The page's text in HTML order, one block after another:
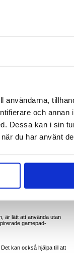
användarna,
och annan
Dessa kan i sin
du har använt
silikonmaterialet känns
stör inte den normala
midjeväska
är lätt att använda utan
gamepad-
kan också hjälpa till att